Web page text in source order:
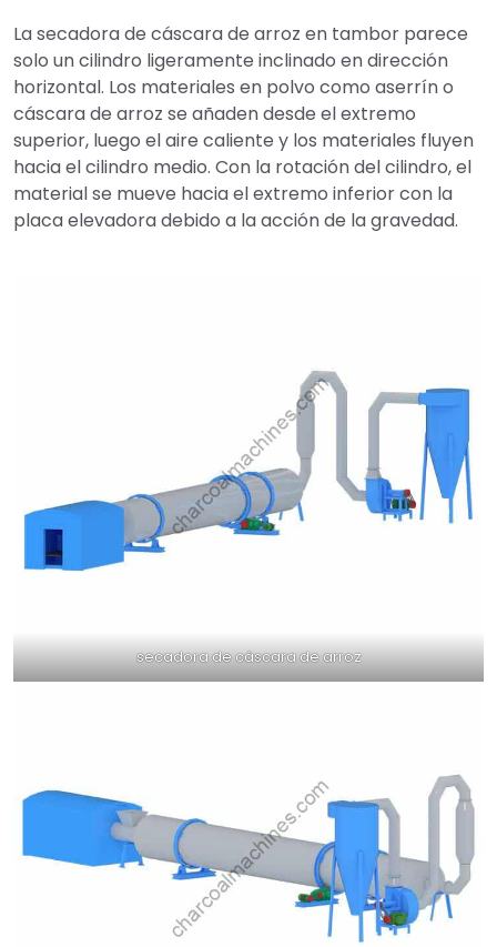
La secadora de cáscara de arroz en tambor parece
solo un cilindro ligeramente inclinado en dirección
horizontal. Los materiales en polvo como aserrín o
cáscara de arroz se añaden desde el extremo
superior, luego el aire caliente y los materiales fluyen
hacia el cilindro medio. Con la rotación del cilindro, el
material se mueve hacia el extremo inferior con la
placa elevadora debido a la acción de la gravedad.
secadora de cáscara de arroz